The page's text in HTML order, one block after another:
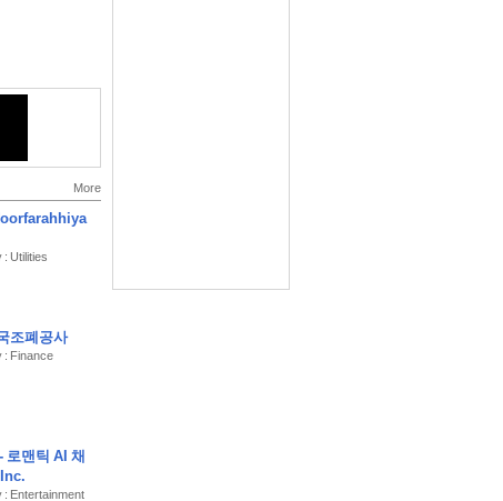
More
: Utilities
조폐공사
: Finance
로맨틱 AI 채
: Entertainment